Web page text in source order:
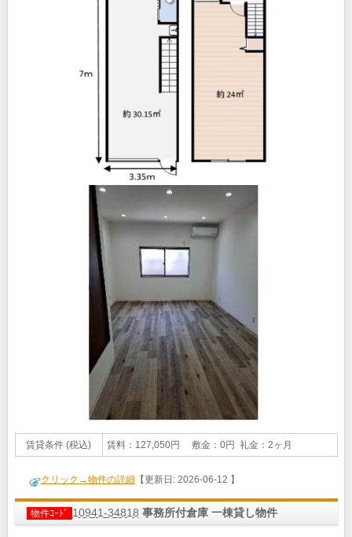
賃貸条件 (税込) 賃料：127,050円 敷金：0円 礼金：2ヶ月
クリック→物件の詳細 【更新日: 2026-06-12 】
物件ｺｰﾄﾞ 10941-34818 事務所付倉庫 一棟貸し物件